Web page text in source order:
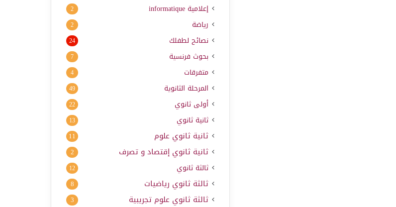
إعلامية informatique
2
رياضة 2
نصائح لطفلك 24
بحوث فرنسية 7
متفرقات 4
المرحلة الثانوية 49
أولى ثانوي 22
ثانية ثانوي 13
ثانية ثانوي علوم 11
ثانية ثانوي إقتصاد و تصرف 2
ثالثة ثانوي 12
ثالثة ثانوي رياضيات 8
ثالثة ثانوي علوم تجريبية 3